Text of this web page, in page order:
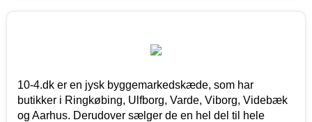
10-4.dk er en jysk byggemarkedskæde, som har
butikker i Ringkøbing, Ulfborg, Varde, Viborg, Videbæk
og Aarhus. Derudover sælger de en hel del til hele